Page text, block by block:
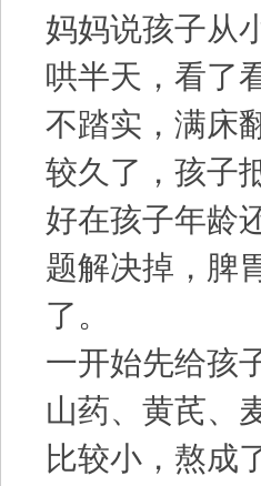
妈妈说孩子从
哄半天，看了
不踏实，满床
较久了，孩子
好在孩子年龄
题解决掉，脾
了。
一开始先给孩
山药、黄芪、
比较小，熬成